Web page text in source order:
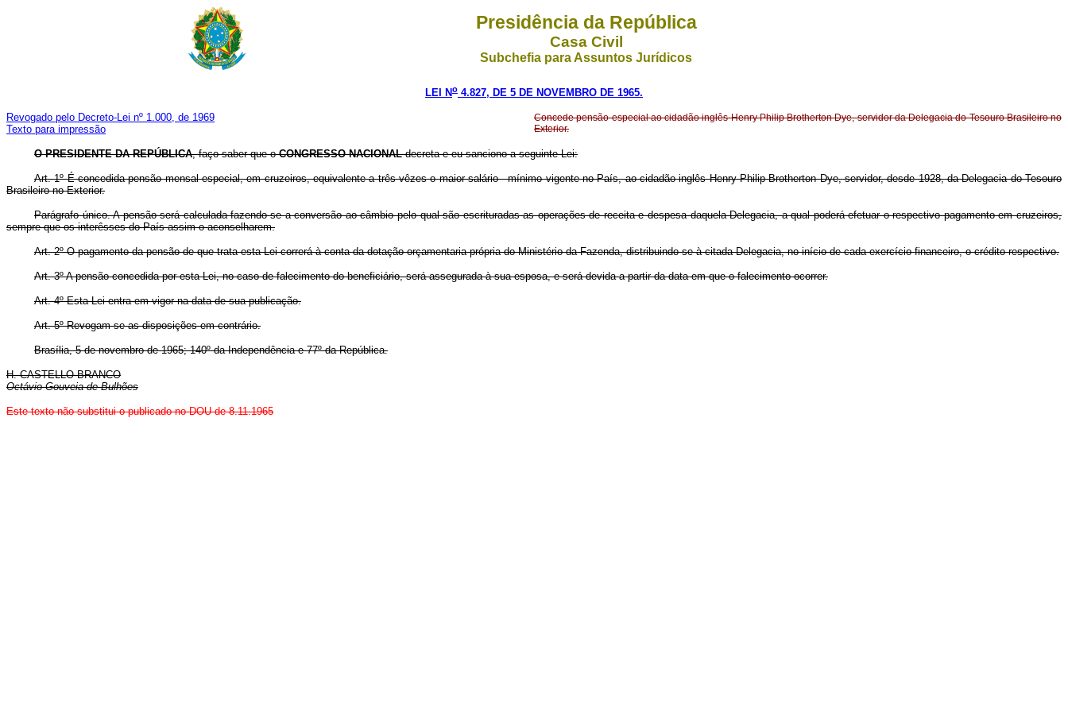
Presidência da República
Casa Civil
Subchefia para Assuntos Jurídicos
LEI No 4.827, DE 5 DE NOVEMBRO DE 1965.
Revogado pelo Decreto-Lei nº 1.000, de 1969
Texto para impressão
Concede pensão especial ao cidadão inglês Henry Philip Brotherton Dye, servidor da Delegacia do Tesouro Brasileiro no
Exterior.
O PRESIDENTE DA REPÚBLICA, faço saber que oCONGRESSO NACIONALdecreta e eu sanciono a seguinte Lei:
Art. 1º É concedida pensão mensal especial, em cruzeiros, equivalente a três vêzes o maior salário - mínimo vigente no País, ao cidadão inglês Henry Philip Brotherton Dye, servidor, desde 1928, da Delegacia do Tesouro
Brasileiro no Exterior.
Parágrafo único. A pensão será calculada fazendo-se a conversão ao câmbio pelo qual são escrituradas as operações de receita e despesa daquela Delegacia, a qual poderá efetuar o respectivo pagamento em cruzeiros,
sempre que os interêsses do País assim o aconselharem.
Art. 2º O pagamento da pensão de que trata esta Lei correrá à conta da dotação orçamentaria própria do Ministério da Fazenda, distribuindo-se à citada Delegacia, no início de cada exercício financeiro, o crédito respectivo.
Art. 3º A pensão concedida por esta Lei, no caso de falecimento do beneficiário, será assegurada à sua esposa, e será devida a partir da data em que o falecimento ocorrer.
Art. 4º Esta Lei entra em vigor na data de sua publicação.
Art. 5º Revogam-se as disposições em contrário.
Brasília, 5 de novembro de 1965; 140º da Independência e 77º da República.
H. CASTELLO BRANCO
Octávio Gouveia de Bulhões
Este texto não substitui o publicado no DOU de 8.11.1965